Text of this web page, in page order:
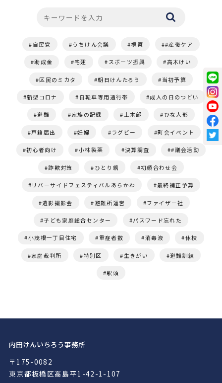
自民党 うちけん会議 視察 #産後ケア
助成金 宅建 スポーツ振興 高木けい
区民のミカタ 朝日けんたろう 当初予算
新型コロナ 自転車専用通行帯 成人の日のつどい
避難 家族の記録 土木部 ひな人形
戸籍届出 妊婦 ラグビー 町会イベント
初心者向け 小林製薬 決算調査 #議会活動
詐欺対策 ひとり親 初顔合わせ会
リバーサイドフェスティバルあらかわ 最終補正予算
遺影撮影会 避難所運営 ファイザー社
子ども家庭総合センター パスワード忘れた
小茂根一丁目住宅 重症者数 消毒液 休校
家庭裁判所 特別区 生きがい 避難訓練
駅頭
内田けんいちろう事務所
〒175-0082
東京都板橋区高島平1-42-1-107